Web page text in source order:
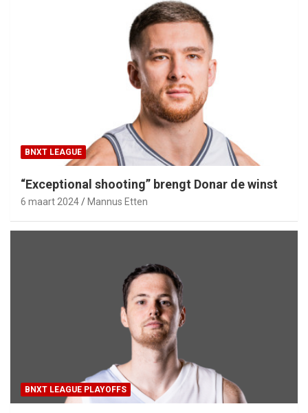
BNXT LEAGUE
“Exceptional shooting” brengt Donar de winst
6 maart 2024 Mannus Etten
BNXT LEAGUE PLAYOFFS